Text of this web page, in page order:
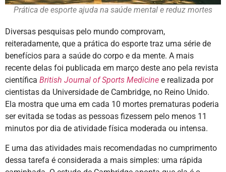
Prática de esporte ajuda na saúde mental e reduz mortes
Diversas pesquisas pelo mundo comprovam,
reiteradamente, que a prática do esporte traz uma série de
benefícios para a saúde do corpo e da mente. A mais
recente delas foi publicada em março deste ano pela revista
científica British Journal of Sports Medicine e realizada por
cientistas da Universidade de Cambridge, no Reino Unido.
Ela mostra que uma em cada 10 mortes prematuras poderia
ser evitada se todas as pessoas fizessem pelo menos 11
minutos por dia de atividade física moderada ou intensa.
E uma das atividades mais recomendadas no cumprimento
dessa tarefa é considerada a mais simples: uma rápida